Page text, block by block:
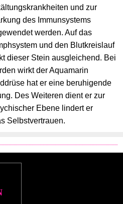
und zur
des Immunsystems
werden. Auf das
und den Blutkreislauf
dieser Stein ausgleichend. Bei
wirkt der Aquamarin
hat er eine beruhigende
Des Weiteren dient er zur
Ebene lindert er
Selbstvertrauen.